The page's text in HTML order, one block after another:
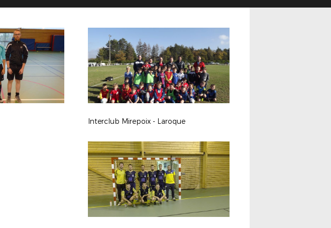
Interclub Mirepoix - Laroque